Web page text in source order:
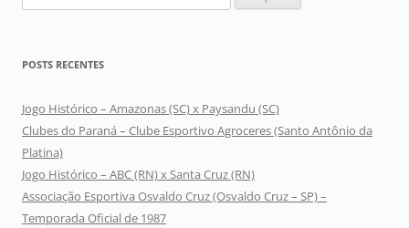
por:
POSTS RECENTES
Jogo Histórico – Amazonas (SC) x Paysandu (SC)
Clubes do Paraná – Clube Esportivo Agroceres (Santo Antônio da
Platina)
Jogo Histórico – ABC (RN) x Santa Cruz (RN)
Associação Esportiva Osvaldo Cruz (Osvaldo Cruz – SP) –
Temporada Oficial de 1987